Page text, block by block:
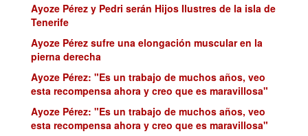
Ayoze Pérez y Pedri serán Hijos Ilustres de la isla de
Tenerife
Ayoze Pérez sufre una elongación muscular en la
pierna derecha
Ayoze Pérez: "Es un trabajo de muchos años, veo
esta recompensa ahora y creo que es maravillosa"
Ayoze Pérez: "Es un trabajo de muchos años, veo
esta recompensa ahora y creo que es maravillosa"